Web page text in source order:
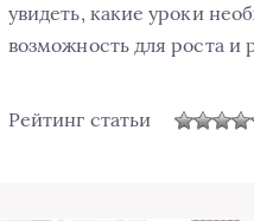
увидеть, какие уроки
возможность для роста и
Рейтинг статьи